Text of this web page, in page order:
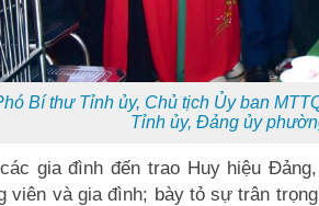
Bí thư Tỉnh ủy, Chủ tịch Ủy ban
Tỉnh ủy, Đảng ủy
gia đình đến trao Huy hiệu
viên và gia đình; bày tỏ sự trân